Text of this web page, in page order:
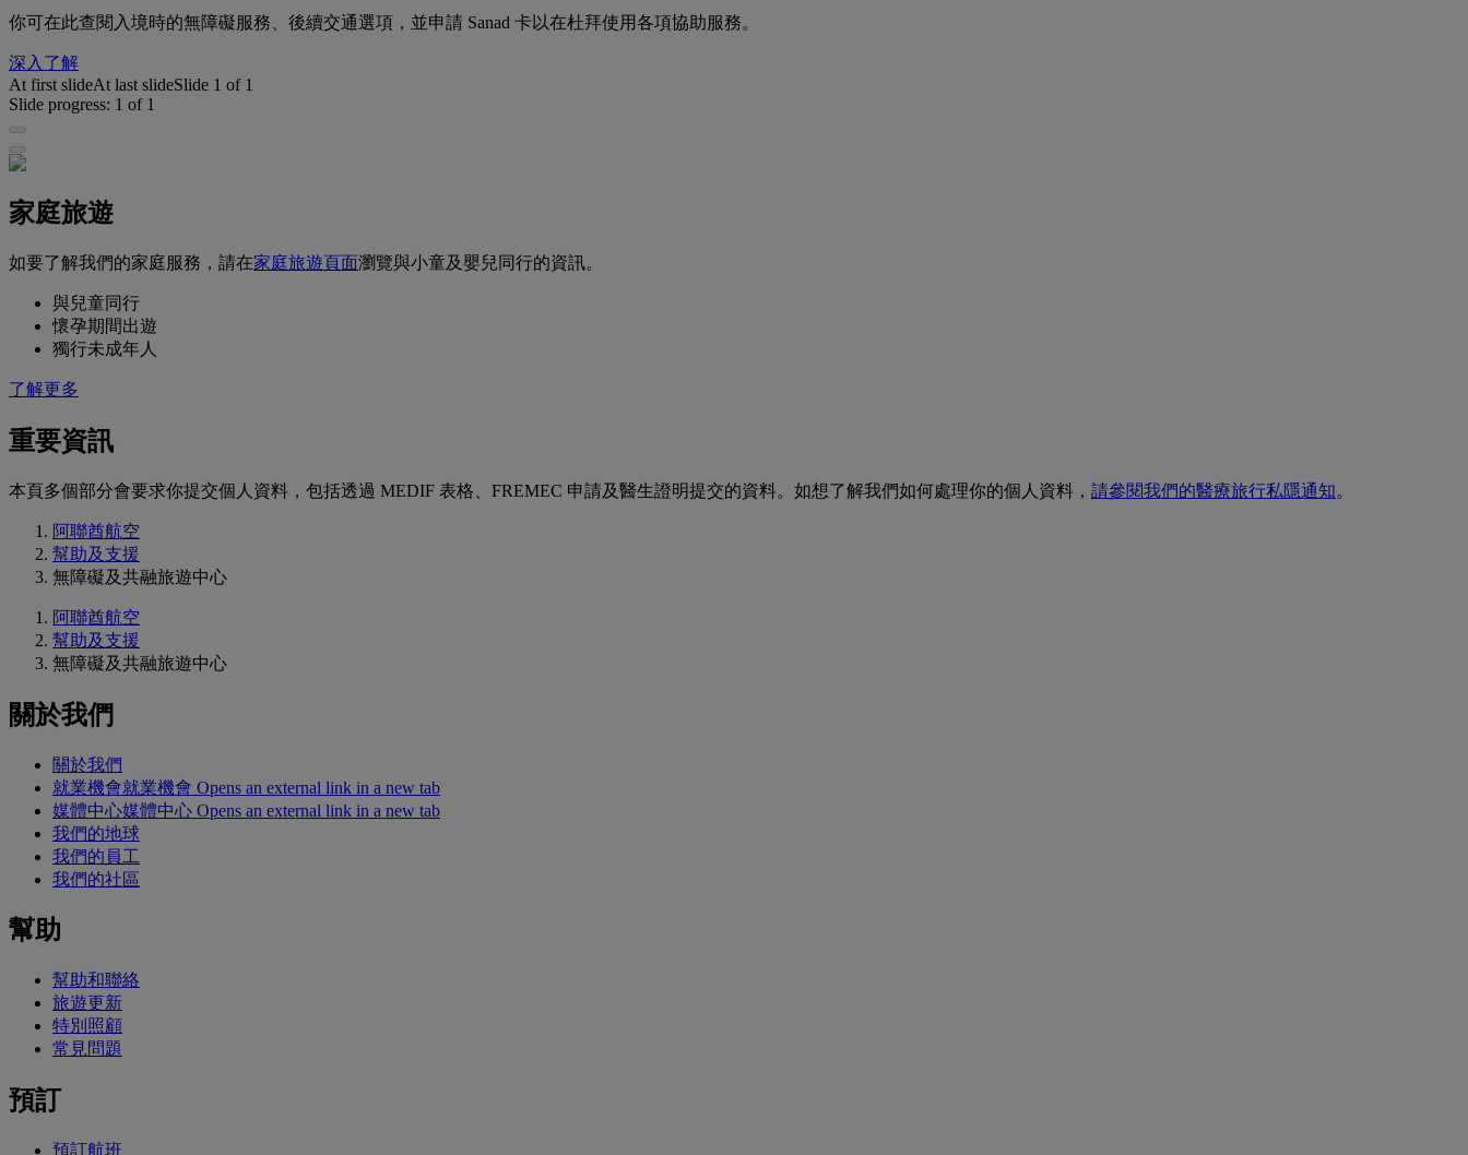
你可在此查閱入境時的無障礙服務、後續交通選項，並申請 Sanad 卡以在杜拜使用各項協助服務。
深入了解
At first slideAt last slideSlide 1 of 1
Slide progress: 1 of 1
家庭旅遊
如要了解我們的家庭服務，請在家庭旅遊頁面瀏覽與小童及嬰兒同行的資訊。
與兒童同行
懷孕期間出遊
獨行未成年人
了解更多
重要資訊
本頁多個部分會要求你提交個人資料，包括透過 MEDIF 表格、FREMEC 申請及醫生證明提交的資料。如想了解我們如何處理你的個人資料， 請參閱我們的醫療旅行私隱通知。
阿聯酋航空
幫助及支援
無障礙及共融旅遊中心
阿聯酋航空
幫助及支援
無障礙及共融旅遊中心
關於我們
關於我們
就業機會就業機會 Opens an external link in a new tab
媒體中心媒體中心 Opens an external link in a new tab
我們的地球
我們的員工
我們的社區
幫助
幫助和聯絡
旅遊更新
特別照顧
常見問題
預訂
預訂航班